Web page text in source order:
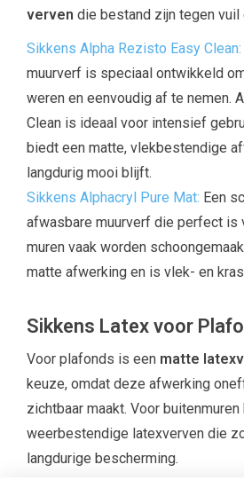
verven die bestand zijn tegen vuil
Sikkens Alpha Rezisto Easy Clean:
muurverf is speciaal ontwikkeld
weren en eenvoudig af te nemen.
Clean is ideaal voor intensief
biedt een matte, vlekbestendige
langdurig mooi blijft.
Sikkens Alphacryl Pure Mat: Een
afwasbare muurverf die perfect is
muren vaak worden
matte afwerking en is vlek- en
Sikkens Latex voor
Voor plafonds is een matte
keuze, omdat deze afwerking
zichtbaar maakt. Voor
weerbestendige latexverven die
langdurige bescherming.